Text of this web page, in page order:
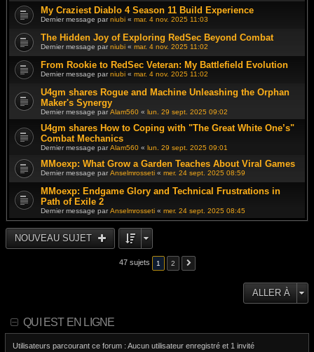
My Craziest Diablo 4 Season 11 Build Experience
Dernier message parniubi « mar. 4 nov. 2025 11:03
The Hidden Joy of Exploring RedSec Beyond Combat
Dernier message parniubi « mar. 4 nov. 2025 11:02
From Rookie to RedSec Veteran: My Battlefield Evolution
Dernier message parniubi « mar. 4 nov. 2025 11:02
U4gm shares Rogue and Machine Unleashing the Orphan
Maker's Synergy
Dernier message par Alam560 « lun. 29 sept. 2025 09:02
U4gm shares How to Coping with "The Great White One’s"
Combat Mechanics
Dernier message parAlam560 « lun. 29 sept. 2025 09:01
MMoexp: What Grow a Garden Teaches About Viral Games
Dernier message parAnselmrosseti « mer. 24 sept. 2025 08:59
MMoexp: Endgame Glory and Technical Frustrations in
Path of Exile 2
Dernier message parAnselmrosseti « mer. 24 sept. 2025 08:45
NOUVEAU SUJET
47 sujets 1 2
ALLER À
QUI EST EN LIGNE
Utilisateurs parcourant ce forum : Aucun utilisateur enregistré et 1 invité